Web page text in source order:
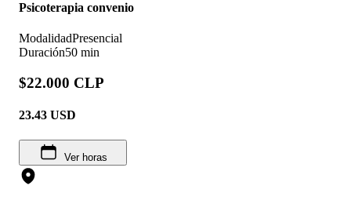
Psicoterapia convenio
ModalidadPresencial
Duración50 min
$22.000 CLP
23.43 USD
Ver horas